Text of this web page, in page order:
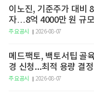
이노진, 기준주가 대비
자…8억 4000만 원 규모
주요공시 2026-08-07
메드팩토, 백토서팁 골
경 신청...최적 용량 결
주요공시 2026-08-07